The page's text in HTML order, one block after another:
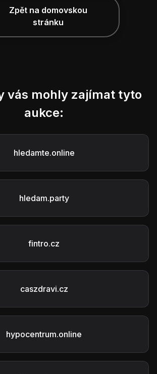
Zpět na domovskou
stránku
vás mohly zajímat tyto
aukce:
hledamte.online
hledam.party
fintro.cz
caszdravi.cz
hypocentrum.online